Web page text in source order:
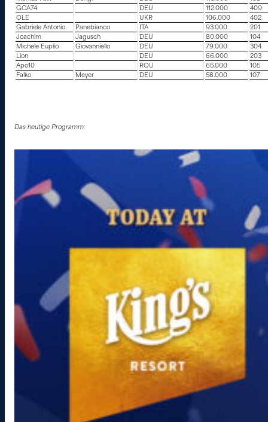
GCA74
DEU 112.000
409
OLE
UKR 106.000
402
Gabriele Antonio
Panebianco ITA 93.000
201
Joachim
Jagusch DEU 80.000
104
Michele Euplio
Giovanniello DEU 79.000
304
Lion
DEU 66.000
203
Apo10
ROU 65.000
105
Falko
Meyer DEU 58.000 107
Das heutige Programm: